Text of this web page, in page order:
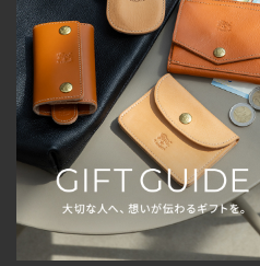
新規会員登録
ご利用ガイド
特定商取引法
お問い合わせ
販売スタッフ中途採用